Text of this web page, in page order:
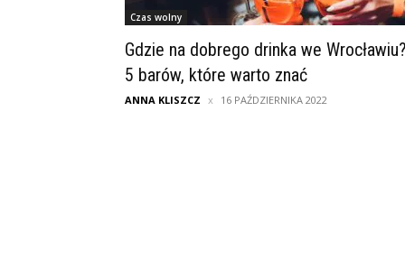
Czas wolny
Gdzie na dobrego drinka we
5 barów, które warto znać
ANNA KLISZCZ 16 PAŹDZIERNIKA 2022